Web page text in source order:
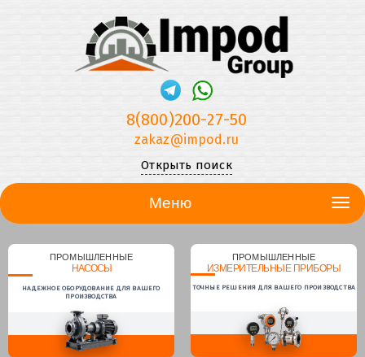
8(800)200-27-50
zakaz@impod.ru
Открыть поиск
Меню
ПРОМЫШЛЕННЫЕ
НАСОСЫ
НАДЕЖНОЕ ОБОРУДОВАНИЕ ДЛЯ ВАШЕГО
ПРОИЗВОДСТВА
ПРОМЫШЛЕННЫЕ
ИЗМЕРИТЕЛЬНЫЕ ПРИБОРЫ
ТОЧНЫЕ РЕШЕНИЯ ДЛЯ ВАШЕГО ПРОИЗВОДСТВА